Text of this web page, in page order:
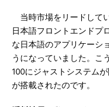
当時市場をリードして
日本語フロントエンドプ
な日本語のアプリケーシ
うになっていました。こ
100にジャストシステム
が搭載されたのです。